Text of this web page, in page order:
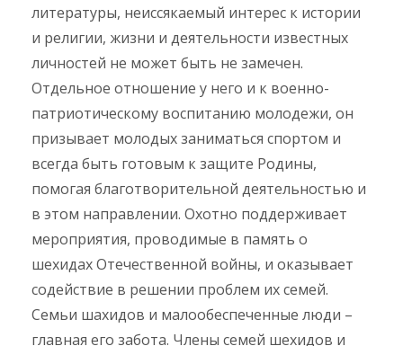
литературы, неиссякаемый интерес к истории
и религии, жизни и деятельности известных
личностей не может быть не замечен.
Отдельное отношение у него и к военно-
патриотическому воспитанию молодежи, он
призывает молодых заниматься спортом и
всегда быть готовым к защите Родины,
помогая благотворительной деятельностью и
в этом направлении. Охотно поддерживает
мероприятия, проводимые в память о
шехидах Отечественной войны, и оказывает
содействие в решении проблем их семей.
Семьи шахидов и малообеспеченные люди –
главная его забота. Члены семей шехидов и